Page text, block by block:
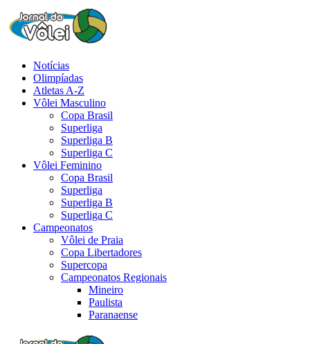
Notícias
Olimpíadas
Atletas A-Z
Vôlei Masculino
Copa Brasil
Superliga
Superliga B
Superliga C
Vôlei Feminino
Copa Brasil
Superliga
Superliga B
Superliga C
Campeonatos
Vôlei de Praia
Copa Libertadores
Supercopa
Campeonatos Regionais
Mineiro
Paulista
Paranaense